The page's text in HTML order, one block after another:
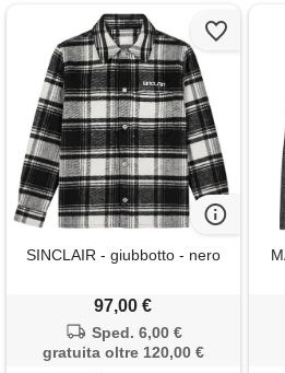
SINCLAIR - giubbotto - nero
97,00 €
Sped. 6,00 €
gratuita oltre 120,00 €